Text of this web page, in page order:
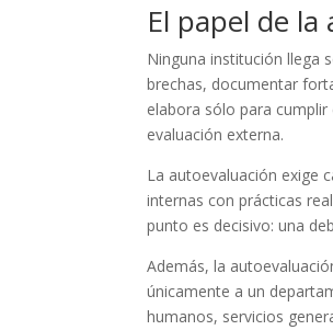
El papel de
Ninguna institución llega
brechas, documentar
elabora sólo para
evaluación externa.
La autoevaluación exige
internas con prácticas
punto es decisivo: una
Además, la
únicamente a un
humanos, servicios